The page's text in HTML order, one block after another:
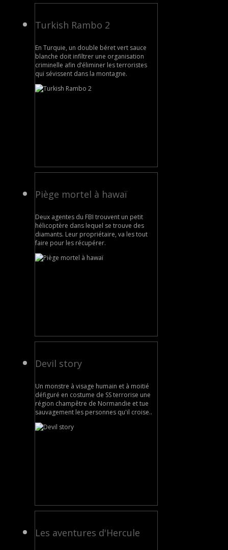
Turkish Rambo 2
En Turquie, un double béret vert sauce
blanche doit infiltrer une organisation
criminelle afin d’éliminer les terroristes
qui sévissent dans la montagne.
Piège mortel à hawaï
Deux agentes du FBI trouvent un petit
hélicoptère dans lequel se trouve des
diamants. Leur propriétaire, va les tout
faire pour les récupérer.
Devil story
Un monstre à visage humain et à moitié
défiguré en costume de SS terrorise une
région champêtre de Normandie et tue
sauvagement les personnes qu'il croise..
Les aventures d'Hercule